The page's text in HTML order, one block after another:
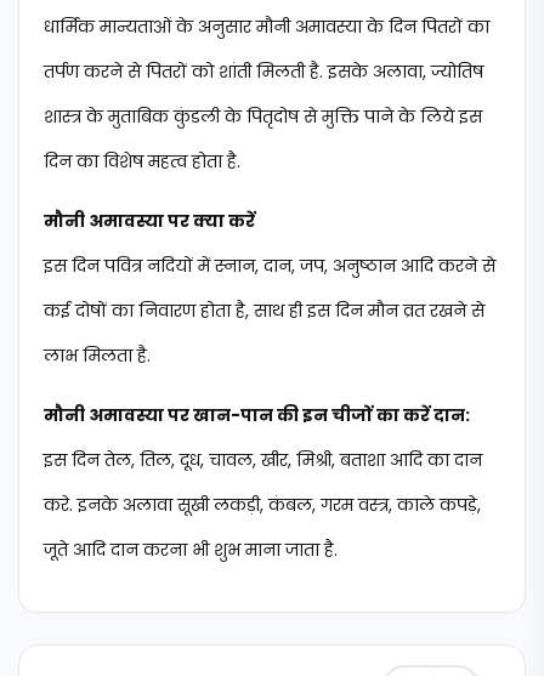
धार्मिक मान्यताओं के अनुसार मौनी अमावस्या के दिन पितरों का
तर्पण करने से पितरों को शांती मिलती है. इसके अलावा, ज्योतिष
शास्त्र के मुताबिक कुंडली के पितृदोष से मुक्ति पाने के लिये इस
दिन का विशेष महत्व होता है.
मौनी अमावस्या पर क्या करें
इस दिन पवित्र नदियों में स्नान, दान, जप, अनुष्ठान आदि करने से
कई दोषों का निवारण होता है, साथ ही इस दिन मौन व्रत रखने से
लाभ मिलता है.
मौनी अमावस्या पर खान-पान की इन चीजों का करें दान:
इस दिन तेल, तिल, दूध, चावल, खीर, मिश्री, बताशा आदि का दान
करे. इनके अलावा सूखी लकड़ी, कंबल, गरम वस्त्र, काले कपड़े,
जूते आदि दान करना भी शुभ माना जाता है.